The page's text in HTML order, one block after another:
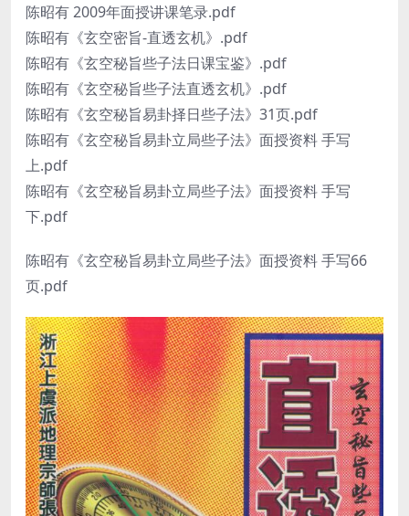
陈昭有 2009年面授讲课笔录.pdf
陈昭有《玄空密旨-直透玄机》.pdf
陈昭有《玄空秘旨些子法日课宝鉴》.pdf
陈昭有《玄空秘旨些子法直透玄机》.pdf
陈昭有《玄空秘旨易卦择日些子法》31页.pdf
陈昭有《玄空秘旨易卦立局些子法》面授资料 手写
上.pdf
陈昭有《玄空秘旨易卦立局些子法》面授资料 手写
下.pdf
陈昭有《玄空秘旨易卦立局些子法》面授资料 手写66
页.pdf